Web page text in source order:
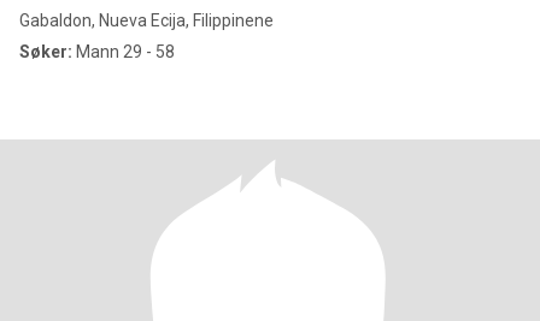
Gabaldon, Nueva Ecija, Filippinene
Søker: Mann 29 - 58